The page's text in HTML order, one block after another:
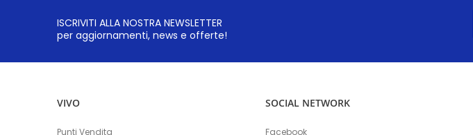
ISCRIVITI ALLA NOSTRA NEWSLETTER
per aggiornamenti, news e offerte!
VIVO
Punti Vendita
SOCIAL NETWORK
Facebook